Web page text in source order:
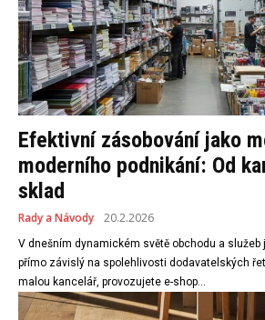
Efektivní zásobování jako
moderního podnikání: Od
sklad
Rady a Návody 20.2.2026
V dnešním dynamickém světě obchodu a služeb
přímo závislý na spolehlivosti dodavatelských
malou kancelář, provozujete e-shop...